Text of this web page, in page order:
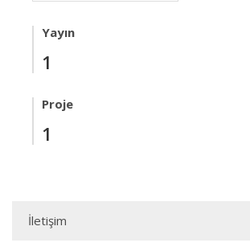
Yayın
1
Proje
1
İletişim